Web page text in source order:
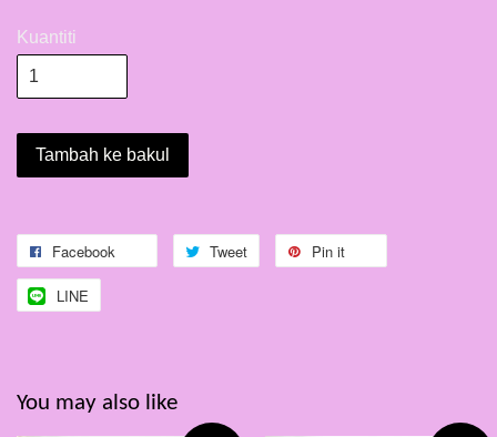
Kuantiti
Tambah ke bakul
Facebook Tweet Pin it
LINE
You may also like